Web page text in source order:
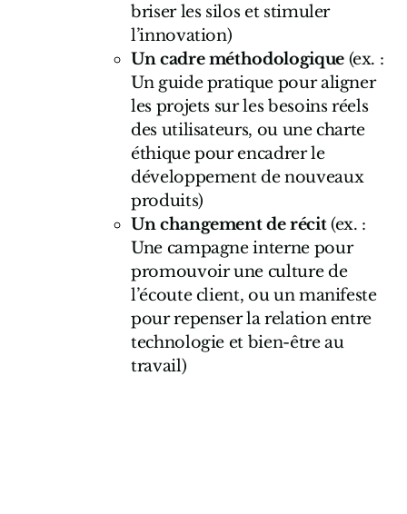
briser les silos et stimuler
l’innovation)
Un cadre méthodologique(ex. :
Un guide pratique pour aligner
les projets sur les besoins réels
des utilisateurs, ou une charte
éthique pour encadrer le
développement de nouveaux
produits)
Un changement de récit(ex. :
Une campagne interne pour
promouvoir une culture de
l’écoute client, ou un manifeste
pour repenser la relation entre
technologie et bien-être au
travail)